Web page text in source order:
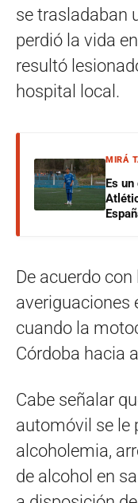
se trasladaban
perdió la vida
resultó
hospital local.
MIRÁ
Es
De acuerdo
averiguaciones
cuando la
Córdoba hacia
Cabe señalar
automóvil se le
alcoholemia,
de alcohol en